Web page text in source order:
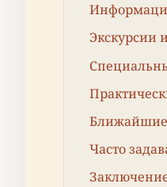
Экскурсии
Ближайшие
Часто